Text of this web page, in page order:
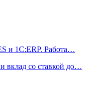
и 1C:ERP. Работа…
вклад со ставкой до…